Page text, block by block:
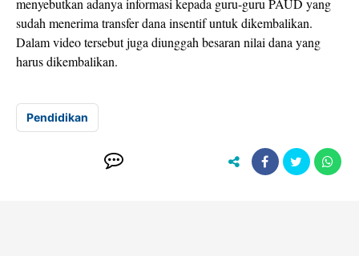
menyebutkan adanya informasi kepada guru-guru PAUD yang
sudah menerima transfer dana insentif untuk dikembalikan.
Dalam video tersebut juga diunggah besaran nilai dana yang
harus dikembalikan.
Pendidikan